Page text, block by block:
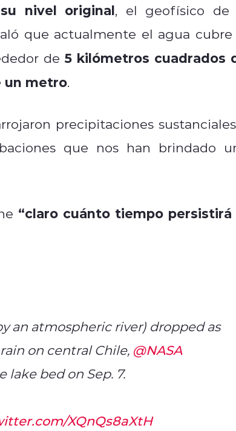
nivel original, el geofísico de
que actualmente el agua cubre
de 5 kilómetros cuadrados
un metro.
precipitaciones
que nos han brindado
“claro cuánto tiempo persistirá
an atmospheric river) dropped as
on central Chile, @NASA
bed on Sep. 7.
XQnQs8aXtH